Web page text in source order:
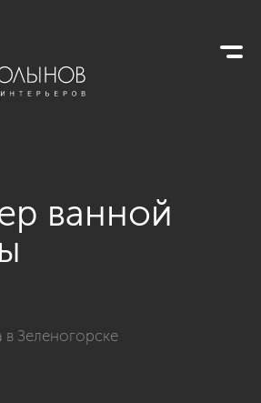
ванной
в Зеленогорске